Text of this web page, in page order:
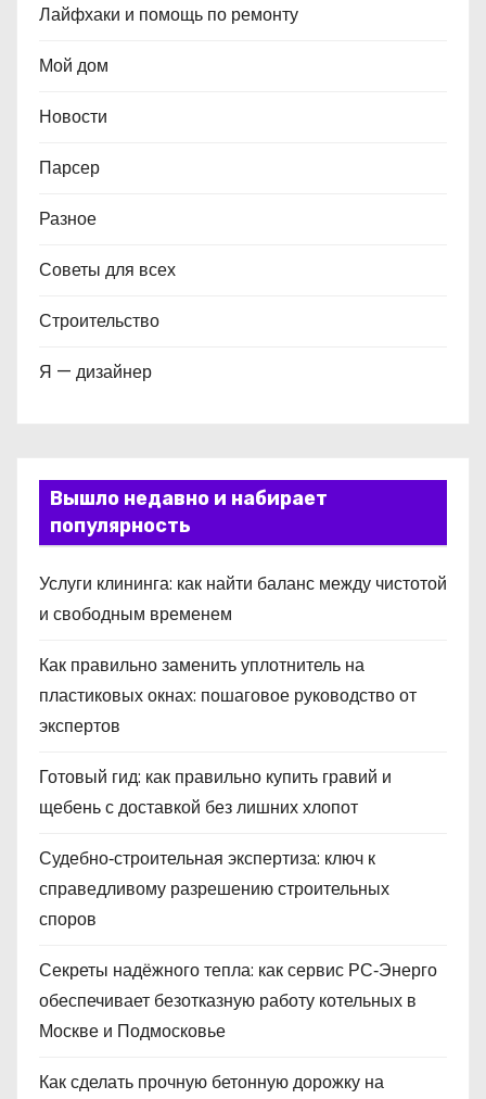
Лайфхаки и помощь по ремонту
Мой дом
Новости
Парсер
Разное
Советы для всех
Строительство
Я — дизайнер
Вышло недавно и набирает
популярность
Услуги клининга: как найти баланс между чистотой
и свободным временем
Как правильно заменить уплотнитель на
пластиковых окнах: пошаговое руководство от
экспертов
Готовый гид: как правильно купить гравий и
щебень с доставкой без лишних хлопот
Судебно‑строительная экспертиза: ключ к
справедливому разрешению строительных
споров
Секреты надёжного тепла: как сервис РС‑Энерго
обеспечивает безотказную работу котельных в
Москве и Подмосковье
Как сделать прочную бетонную дорожку на